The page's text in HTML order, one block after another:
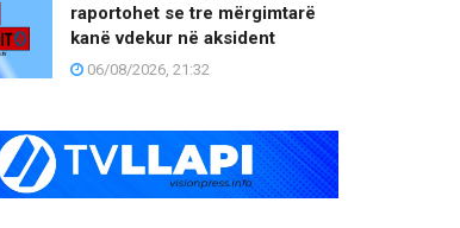
raportohet se tre mërgimtarë
kanë vdekur në aksident
06/08/2026, 21:32